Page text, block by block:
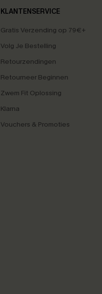
KLANTENSERVICE
Gratis Verzending op 79€+
Volg Je Bestelling
Retourzendingen
Retourneer Beginnen
Zwem Fit Oplossing
Klarna
Vouchers & Promoties